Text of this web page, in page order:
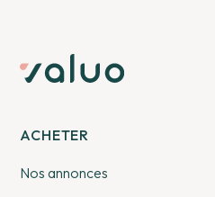
ACHETER
Nos annonces